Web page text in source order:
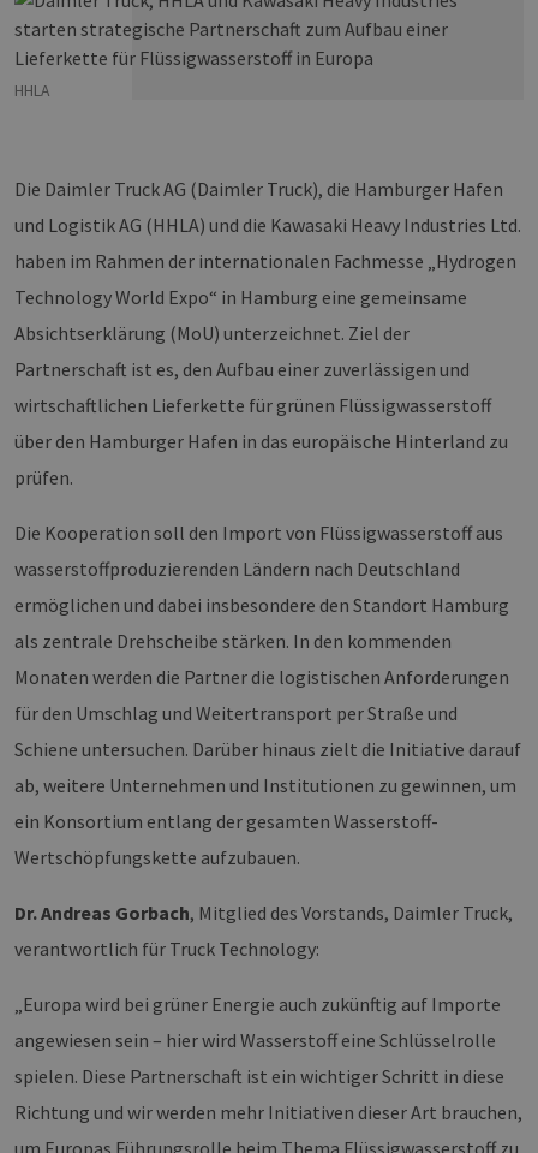
HHLA
Die Daimler Truck AG (Daimler Truck), die Hamburger Hafen
und Logistik AG (HHLA) und die Kawasaki Heavy Industries Ltd.
haben im Rahmen der internationalen Fachmesse „Hydrogen
Technology World Expo“ in Hamburg eine gemeinsame
Absichtserklärung (MoU) unterzeichnet. Ziel der
Partnerschaft ist es, den Aufbau einer zuverlässigen und
wirtschaftlichen Lieferkette für grünen Flüssigwasserstoff
über den Hamburger Hafen in das europäische Hinterland zu
prüfen.
Die Kooperation soll den Import von Flüssigwasserstoff aus
wasserstoffproduzierenden Ländern nach Deutschland
ermöglichen und dabei insbesondere den Standort Hamburg
als zentrale Drehscheibe stärken. In den kommenden
Monaten werden die Partner die logistischen Anforderungen
für den Umschlag und Weitertransport per Straße und
Schiene untersuchen. Darüber hinaus zielt die Initiative darauf
ab, weitere Unternehmen und Institutionen zu gewinnen, um
ein Konsortium entlang der gesamten Wasserstoff-
Wertschöpfungskette aufzubauen.
Dr. Andreas Gorbach, Mitglied des Vorstands, Daimler Truck,
verantwortlich für Truck Technology:
„Europa wird bei grüner Energie auch zukünftig auf Importe
angewiesen sein – hier wird Wasserstoff eine Schlüsselrolle
spielen. Diese Partnerschaft ist ein wichtiger Schritt in diese
Richtung und wir werden mehr Initiativen dieser Art brauchen,